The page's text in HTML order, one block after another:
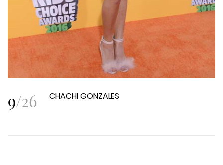
9/26 CHACHI GONZALES